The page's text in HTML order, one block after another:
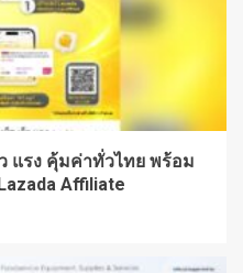
แรง คุ้มค่าทั่วไทย พร้อม
Affiliate